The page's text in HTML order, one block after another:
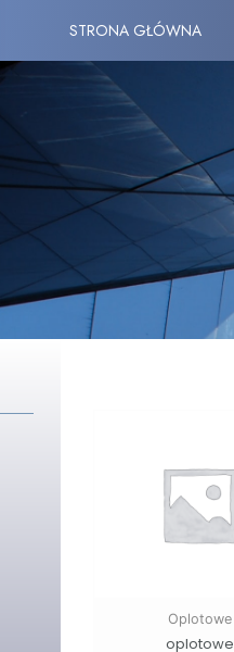
STRONA GŁÓWNA
Oplotowe
oplotowe